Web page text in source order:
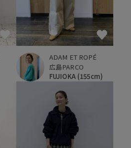
ADAM ET ROPÉ
広島PARCO
FUJIOKA (155cm)